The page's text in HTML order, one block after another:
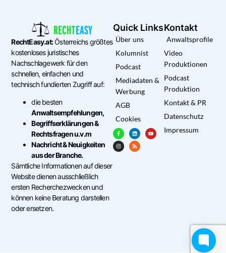
RechtEasy.at:Österreichs größtes
kostenloses juristisches
Nachschlagewerk für den
schnellen, einfachen und
technisch fundierten Zugriff auf:
die besten
Anwaltsempfehlungen,
Begriffserklärungen &
Rechtsfragen u.v.m
Nachricht & Neuigkeiten
aus der Branche.
Sämtliche Informationen auf dieser
Website dienen ausschließlich
ersten Recherchezwecken und
können keine Beratung darstellen
oder ersetzen.
Quick Links
Über uns
Kolumnist
Podcast
Mediadaten &
Werbung
AGB
Cookies
Kontakt
Anwaltsprofile
Video
Produktionen
Podcast
Produktion
Kontakt & PR
Datenschutz
Impressum